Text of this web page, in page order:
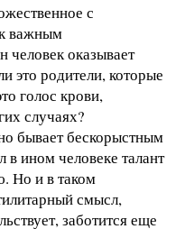
с
важным
оказывает
это родители, которые
голос крови,
случаях?
бывает бескорыстным
в ином человеке талант
Но и в таком
смысл,
заботится еще